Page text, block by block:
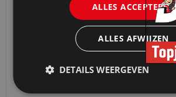
ALLES ACCEPTEREN
ALLES AFWIJZEN
DETAILS WEERGEVEN